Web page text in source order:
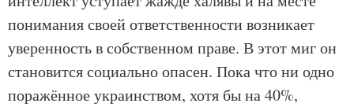
понимания своей ответственности возникает
уверенность в собственном праве. В этот миг он
становится социально опасен. Пока что ни одно
поражённое украинством, хотя бы на 40%,